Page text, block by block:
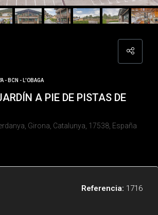
- BCN - L'OBAGA
A PIE DE PISTAS DE
Girona, Catalunya, 17538, España
Referencia: 1716